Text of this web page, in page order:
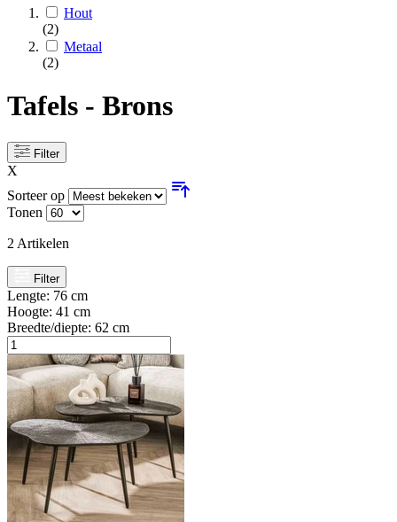
Hout
(2)
Metaal
(2)
Tafels - Brons
Filter
X
Sorteer op
Tonen
2 Artikelen
Filter
Lengte: 76 cm
Hoogte: 41 cm
Breedte/diepte: 62 cm